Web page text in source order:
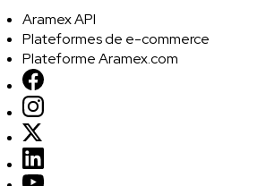
Aramex API
Plateformes de e-commerce
Plateforme Aramex.com